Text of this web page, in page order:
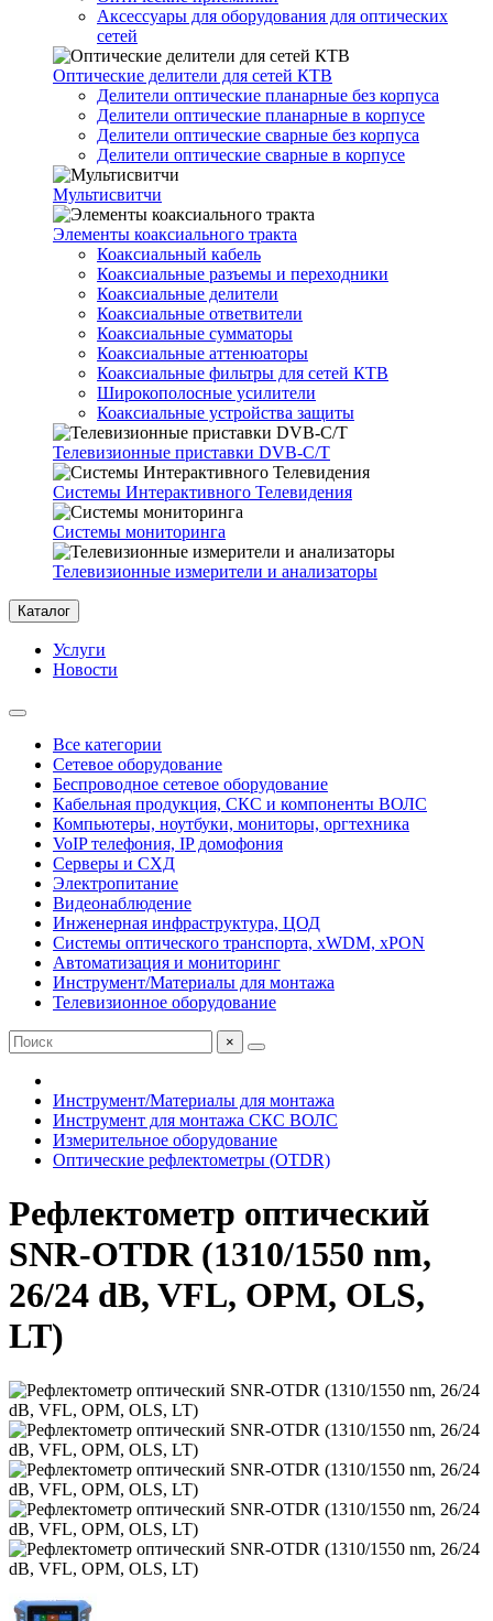
Аксессуары для оборудования для оптических
сетей
Оптические делители для сетей КТВ
Делители оптические планарные без корпуса
Делители оптические планарные в корпусе
Делители оптические сварные без корпуса
Делители оптические сварные в корпусе
Мультисвитчи
Элементы коаксиального тракта
Коаксиальный кабель
Коаксиальные разъемы и переходники
Коаксиальные делители
Коаксиальные ответвители
Коаксиальные сумматоры
Коаксиальные аттенюаторы
Коаксиальные фильтры для сетей КТВ
Широкополосные усилители
Коаксиальные устройства защиты
Телевизионные приставки DVB-C/T
Системы Интерактивного Телевидения
Системы мониторинга
Телевизионные измерители и анализаторы
Каталог
Услуги
Новости
Все категории
Сетевое оборудование
Беспроводное сетевое оборудование
Кабельная продукция, СКС и компоненты ВОЛС
Компьютеры, ноутбуки, мониторы, оргтехника
VoIP телефония, IP домофония
Серверы и СХД
Электропитание
Видеонаблюдение
Инженерная инфраструктура, ЦОД
Системы оптического транспорта, xWDM, xPON
Автоматизация и мониторинг
Инструмент/Материалы для монтажа
Телевизионное оборудование
×
Инструмент/Материалы для монтажа
Инструмент для монтажа СКС ВОЛС
Измерительное оборудование
Оптические рефлектометры (OTDR)
Рефлектометр оптический
SNR-OTDR (1310/1550 nm,
26/24 dB, VFL, OPM, OLS,
LT)